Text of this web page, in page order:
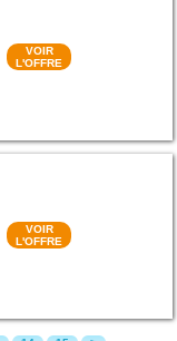
VOIR
L'OFFRE
VOIR
L'OFFRE